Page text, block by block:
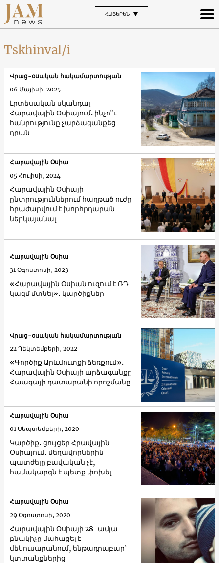
ՀԱՅԵՐԵՆ
Tskhinval/i
Լրտեսական սկանդալ
Հարավային Օսիայում. ինչո՞ւ
հանրությունը չարձագանքեց
դրան
Վրաց-օսական հակամարտության
06 Մայիսի, 2025
Հարավային Օսիայի
ընտրություններում հաղթած ուժը
հրաժարվում է խորհրդարան
ներկայանալ
Հարավային Օսիա
05 Հուլիսի, 2024
«Հարավային Օսիան ուզում է ՌԴ
կազմ մտնել»․ կարծիքներ
Հարավային Օսիա
31 Օգոստոսի, 2023
«Գործիք Արևմուտքի ձեռքում».
Հարավային Օսիայի արձագանքը
Հաագայի դատարանի որոշմանը
Վրաց-օսական հակամարտության
22 Դեկտեմբերի, 2022
Կարծիք․ ցույցեր Հրավային
Օսիայում․ մեղավորներին
պատժելը բավական չէ,
համակարգն է պետք փոխել
Հարավային Օսիա
01 Սեպտեմբերի, 2020
Հարավային Օսիայի 28-ամյա
բնակիչը մահացել է
մեկուսարանում, ենթադրաբար՝
կտտանքներից
Հարավային Օսիա
29 Օգոստոսի, 2020